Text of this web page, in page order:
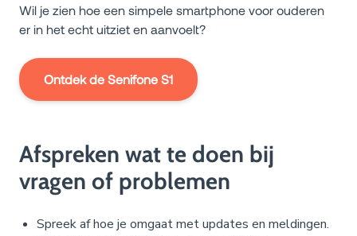
Wil je zien hoe een simpele smartphone voor ouderen
er in het echt uitziet en aanvoelt?
Ontdek de Senifone S1
Afspreken wat te doen bij
vragen of problemen
Spreek af hoe je omgaat met updates en meldingen.